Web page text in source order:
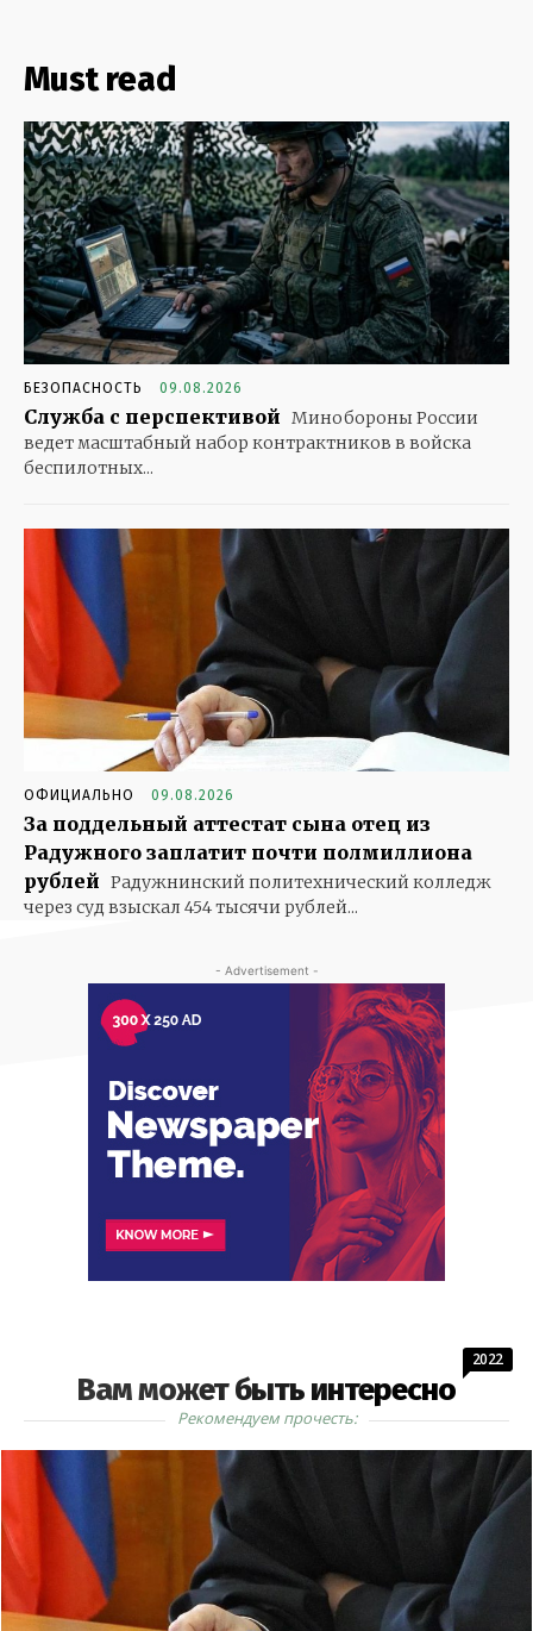
Must read
БЕЗОПАСНОСТЬ 09.08.2026
Служба с перспективой Минобороны России
ведет масштабный набор контрактников в войска
беспилотных...
ОФИЦИАЛЬНО 09.08.2026
За поддельный аттестат сына отец из
Радужного заплатит почти полмиллиона
рублей Радужнинский политехнический колледж
через суд взыскал 454 тысячи рублей...
- Advertisement -
Вам может быть интересно
2022
Рекомендуем прочесть: